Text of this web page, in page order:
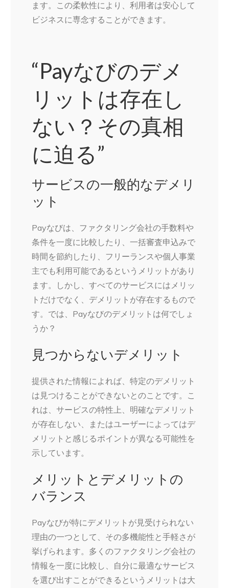
ます。この柔軟性により、利用者は安心して
ビジネスに専念することができます。
“Payなびのデメ
リットは存在し
ない？その真相
に迫る”
サービスの一般的なデメリ
ット
Payなびは、ファクタリング会社の手数料や
条件を一度に比較したり、一括審査申込みで
時間を節約したり、フリーランスや個人事業
主でも利用可能であるというメリットがあり
ます。しかし、すべてのサービスにはメリッ
トだけでなく、デメリットが存在するもので
す。では、Payなびのデメリットは何でしょ
うか？
見つからないデメリット
提供された情報によれば、特定のデメリット
は見つけることができないとのことです。こ
れは、サービスの特性上、明確なデメリット
が存在しない、またはユーザーによってはデ
メリットと感じるポイントが異なる可能性を
示しています。
メリットとデメリットの
バランス
Payなびが特にデメリットが見受けられない
理由の一つとして、その多機能性と手軽さが
挙げられます。多くのファクタリング会社の
情報を一度に比較し、自分に最適なサービス
を選び出すことができるというメリットは大